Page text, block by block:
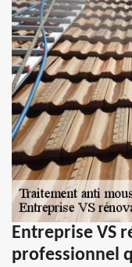
Entreprise VS
professionnel